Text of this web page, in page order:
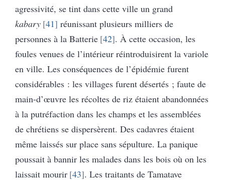
agressivité, se tint dans cette ville un grand
kabary 41 réunissant plusieurs milliers de
personnes à la Batterie 42 . À cette occasion, les
foules venues de l’intérieur réintroduisirent la variole
en ville. Les conséquences de l’épidémie furent
considérables : les villages furent désertés ; faute de
main-d’œuvre les récoltes de riz étaient abandonnées
à la putréfaction dans les champs et les assemblées
de chrétiens se dispersèrent. Des cadavres étaient
même laissés sur place sans sépulture. La panique
poussait à bannir les malades dans les bois où on les
laissait mourir 43 . Les traitants de Tamatave